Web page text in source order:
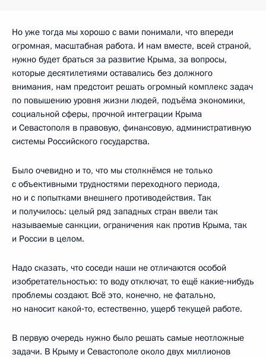
Но уже тогда мы хорошо с вами понимали, что впереди
огромная, масштабная работа. И нам вместе, всей страной,
нужно будет браться за развитие Крыма, за вопросы,
которые десятилетиями оставались без должного
внимания, нам предстоит решать огромный комплекс задач
по повышению уровня жизни людей, подъёма экономики,
социальной сферы, прочной интеграции Крыма
и Севастополя в правовую, финансовую, административную
системы Российского государства.
Было очевидно и то, что мы столкнёмся не только
с объективными трудностями переходного периода,
но и с попытками внешнего противодействия. Так
и получилось: целый ряд западных стран ввели так
называемые санкции, ограничения как против Крыма, так
и России в целом.
Надо сказать, что соседи наши не отличаются особой
изобретательностью: то воду отключат, то ещё какие‑нибудь
проблемы создают. Всё это, конечно, не фатально,
но наносит какой‑то, естественно, ущерб текущей работе.
В первую очередь нужно было решать самые неотложные
задачи. В Крыму и Севастополе около двух миллионов